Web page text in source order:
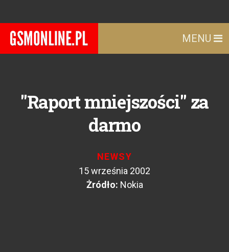
MENU
"Raport mniejszości" za
darmo
NEWSY
15 września 2002
Żródło: Nokia